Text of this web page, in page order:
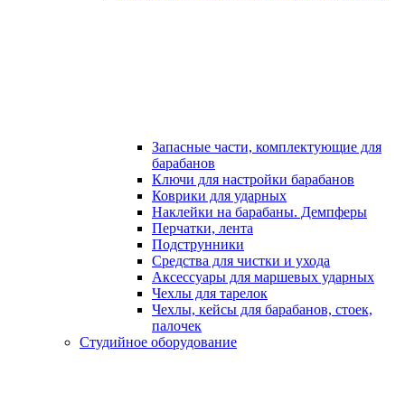
Запасные части, комплектующие для
барабанов
Ключи для настройки барабанов
Коврики для ударных
Наклейки на барабаны. Демпферы
Перчатки, лента
Подструнники
Средства для чистки и ухода
Аксессуары для маршевых ударных
Чехлы для тарелок
Чехлы, кейсы для барабанов, стоек,
палочек
Студийное оборудование